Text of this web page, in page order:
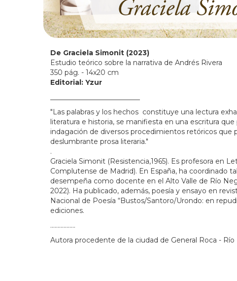
De Graciela Simonit (2023)
Estudio teórico sobre la narrativa de Andrés Rivera
350 pág. - 14x20 cm
Editorial: Yzur
"Las palabras y los hechos constituye una lectura
literatura e historia, se manifiesta en una escritura
indagación de diversos procedimientos retóricos que
deslumbrante prosa literaria."
.
Graciela Simonit (Resistencia,1965). Es profesora en
Complutense de Madrid). En España, ha coordinado
desempeña como docente en el Alto Valle de Río
2022). Ha publicado, además, poesía y ensayo en
Nacional de Poesía “Bustos/Santoro/Urondo: en
ediciones.
.................
Autora procedente de la ciudad de General Roca -